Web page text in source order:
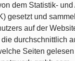
dem Statistik- und
gesetzt und
auf der
durchschnittlich
Seiten